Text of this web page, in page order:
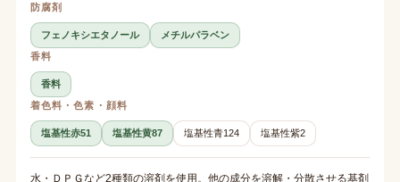
防腐剤
フェノキシエタノール
メチルパラベン
香料
香料
着色料・色素・顔料
塩基性赤51 塩基性黄87 塩基性青124 塩基性紫2
水・ＤＰＧなど2種類の溶剤を使用。他の成分を溶解・分散させる基剤